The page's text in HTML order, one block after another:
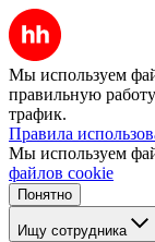
Мы используем
правильную
трафик.
Правила
Мы используем
файлов cookie
Понятно
Ищу сотрудника